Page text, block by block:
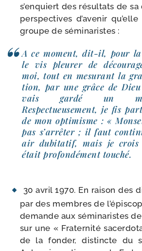
s’en­quiert des résul­tats de
pers­pec­tives d’a­ve­nir
groupe de séminaristes :
A ce moment, dit-​il, pour
le vis pleu­rer de
moi, tout en mesu­rant la
tion, par une grâce de
vais gar­dé un
Respectueusement, je fis
de mon opti­misme : «
pas s’ar­rê­ter ; il faut
air dubi­ta­tif, mais je crois
était pro­fon­dé­ment touché.
30 avril 1970. En rai­son des
par des membres de
demande aux sémi­na­ristes
sur une « Fraternité
de la fon­der, dis­tincte du